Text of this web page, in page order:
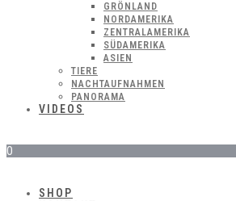
GRÖNLAND
NORDAMERIKA
ZENTRALAMERIKA
SÜDAMERIKA
ASIEN
TIERE
NACHTAUFNAHMEN
PANORAMA
VIDEOS
0
SHOP